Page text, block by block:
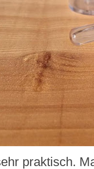
praktisch.